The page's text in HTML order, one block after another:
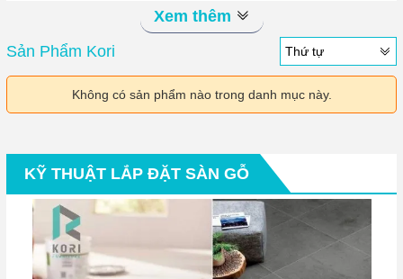
Xem thêm
Sản Phẩm Kori
Thứ tự
Không có sản phẩm nào trong danh mục này.
KỸ THUẬT LẮP ĐẶT SÀN GỖ